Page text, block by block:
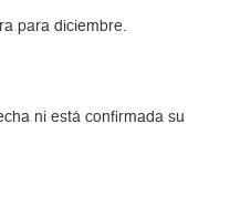
para diciembre.
ni está confirmada su